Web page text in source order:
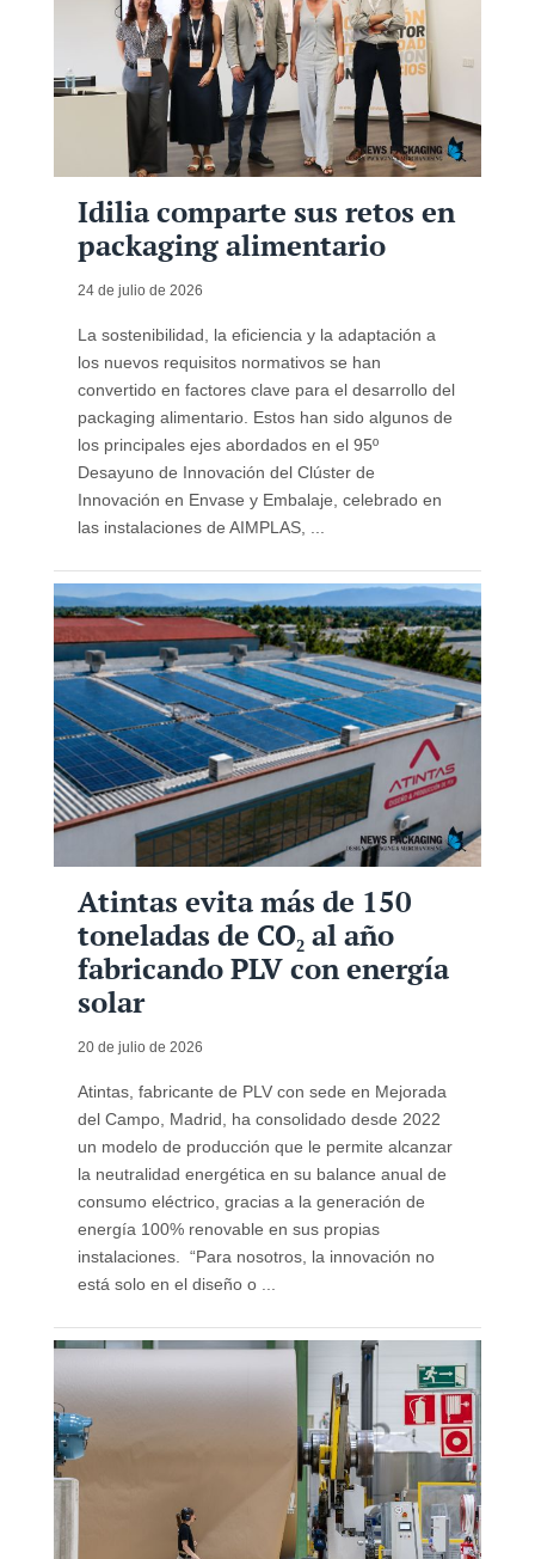
Idilia comparte sus retos en
packaging alimentario
24 de julio de 2026
La sostenibilidad, la eficiencia y la adaptación a
los nuevos requisitos normativos se han
convertido en factores clave para el desarrollo del
packaging alimentario. Estos han sido algunos de
los principales ejes abordados en el 95º
Desayuno de Innovación del Clúster de
Innovación en Envase y Embalaje, celebrado en
las instalaciones de AIMPLAS, ...
Atintas evita más de 150
toneladas de CO₂ al año
fabricando PLV con energía
solar
20 de julio de 2026
Atintas, fabricante de PLV con sede en Mejorada
del Campo, Madrid, ha consolidado desde 2022
un modelo de producción que le permite alcanzar
la neutralidad energética en su balance anual de
consumo eléctrico, gracias a la generación de
energía 100% renovable en sus propias
instalaciones. “Para nosotros, la innovación no
está solo en el diseño o ...